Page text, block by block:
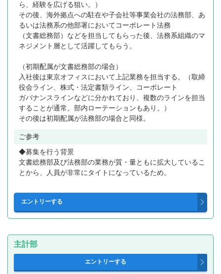
ら、経験を広げる狙い。）
その後、海外拠点への駐在や子会社等事業会社の法務部、あ
るいは法務系の他部署においてコーポレート法務
（文書総務部）などを担当してもらった後、法務系組織のマ
ネジメント層として活躍してもらう。
（初期配属が文書総務部の場合）
入社後は東京オフィスにおいて上記業務を担当する。（取締
役会ライン、株式・法定書類ライン、コーポレート
ガバナンスラインなどに分かれており、複数のラインを担当
することが通常。部内ローテーションもあり。）
その後は初期配属が法務部の場合と同様。
ご参考
◆募集を行う背景
文書総務部及び法務部の業務が質・量ともに拡大しているこ
とから、人員が非常にタイトになっているため。
主計部